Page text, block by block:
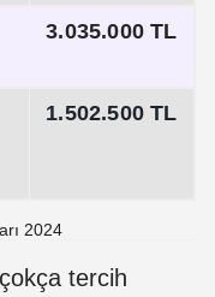
3.035.000 TL
1.502.500 TL
2024
tercih